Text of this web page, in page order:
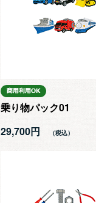
乗り物パック01
29,700円